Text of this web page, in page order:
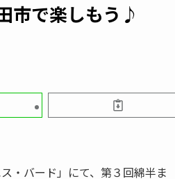
市で楽しもう♪
・バード」にて、第３回綿半ま